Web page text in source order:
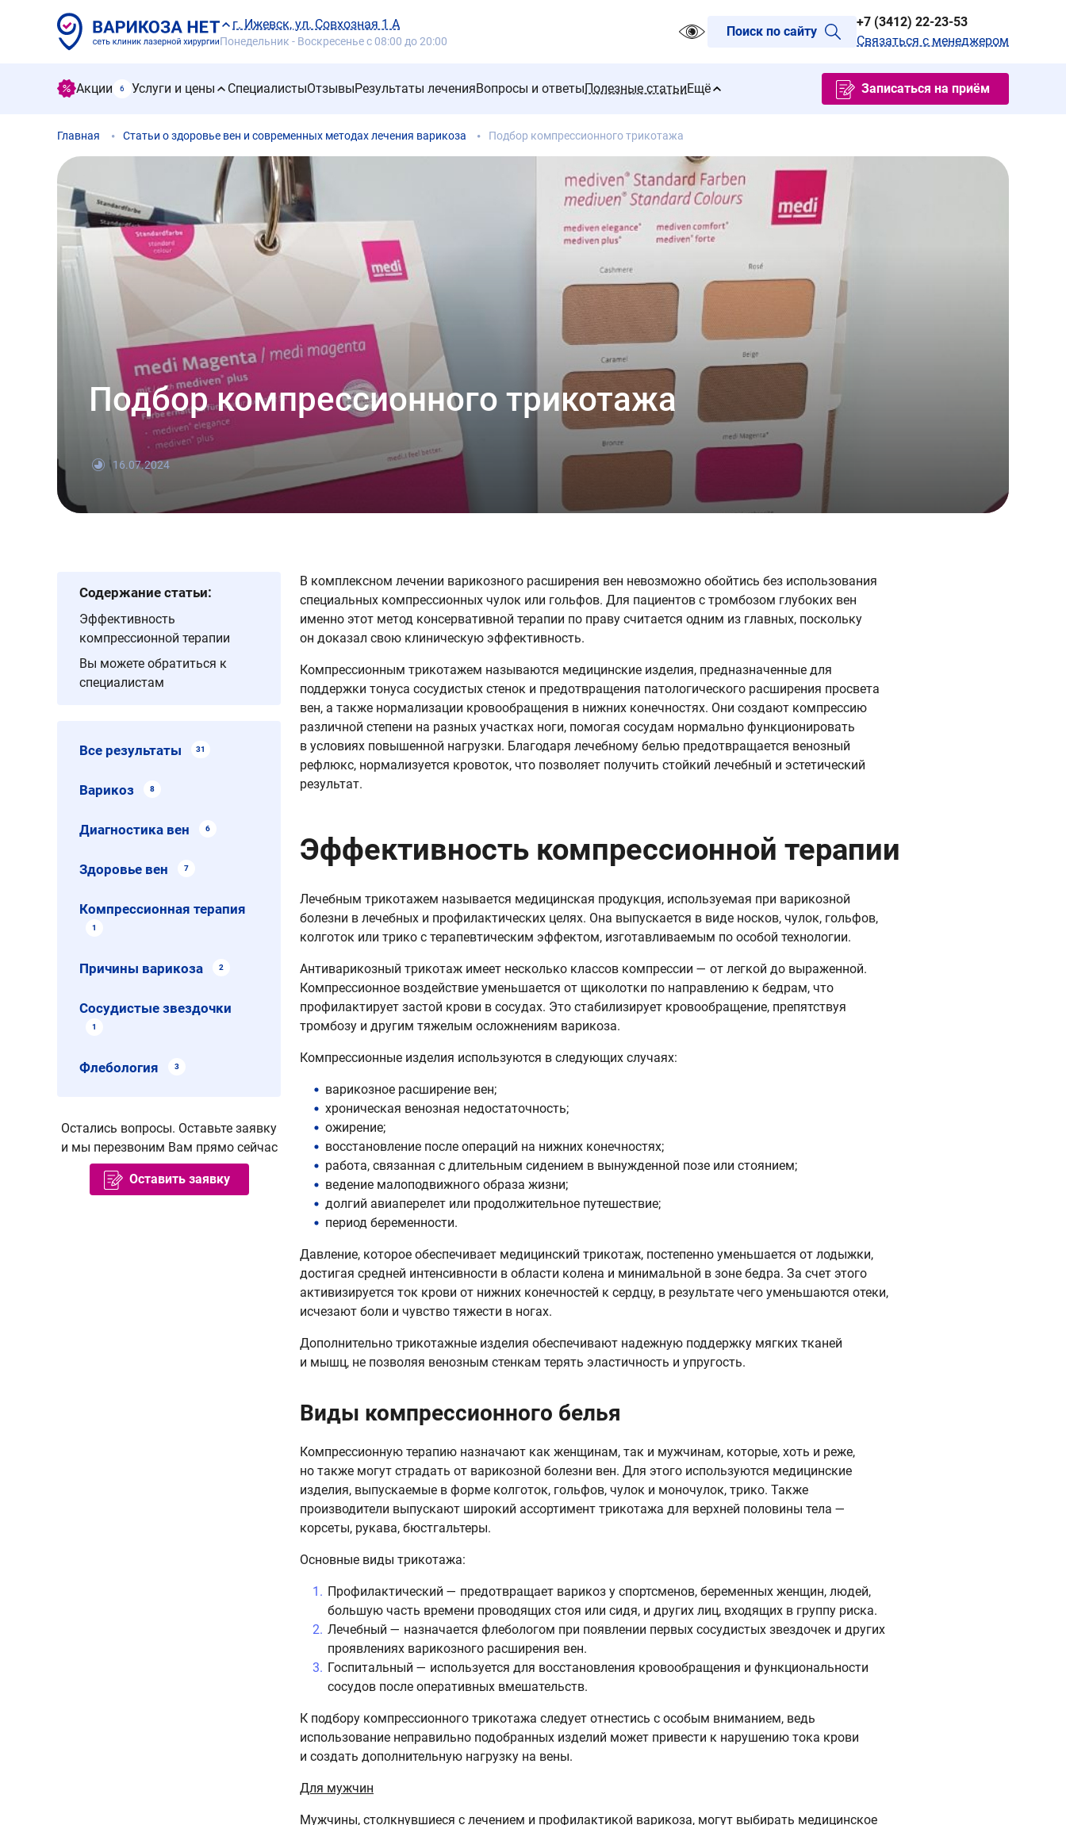
г. Ижевск, ул. Совхозная 1 А
Понедельник - Воскресенье с 08:00 до 20:00
Поиск по сайту
+7 (3412) 22-23-53
Связаться с менеджером
Акции 6 Услуги и цены СпециалистыОтзывыРезультаты леченияВопросы и ответыПолезные статьиЕщё Записаться на приём
Главная Статьи о здоровье вен и современных методах лечения варикоза Подбор компрессионного трикотажа
Подбор компрессионного трикотажа
16.07.2024
В комплексном лечении варикозного расширения вен невозможно обойтись без использования
специальных компрессионных чулок или гольфов. Для пациентов с тромбозом глубоких вен
именно этот метод консервативной терапии по праву считается одним из главных, поскольку
он доказал свою клиническую эффективность.
Компрессионным трикотажем называются медицинские изделия, предназначенные для
поддержки тонуса сосудистых стенок и предотвращения патологического расширения просвета
вен, а также нормализации кровообращения в нижних конечностях. Они создают компрессию
различной степени на разных участках ноги, помогая сосудам нормально функционировать
в условиях повышенной нагрузки. Благодаря лечебному белью предотвращается венозный
рефлюкс, нормализуется кровоток, что позволяет получить стойкий лечебный и эстетический
результат.
Эффективность компрессионной терапии
Лечебным трикотажем называется медицинская продукция, используемая при варикозной
болезни в лечебных и профилактических целях. Она выпускается в виде носков, чулок, гольфов,
колготок или трико с терапевтическим эффектом, изготавливаемым по особой технологии.
Антиварикозный трикотаж имеет несколько классов компрессии — от легкой до выраженной.
Компрессионное воздействие уменьшается от щиколотки по направлению к бедрам, что
профилактирует застой крови в сосудах. Это стабилизирует кровообращение, препятствуя
тромбозу и другим тяжелым осложнениям варикоза.
Компрессионные изделия используются в следующих случаях:
варикозное расширение вен;
хроническая венозная недостаточность;
ожирение;
восстановление после операций на нижних конечностях;
работа, связанная с длительным сидением в вынужденной позе или стоянием;
ведение малоподвижного образа жизни;
долгий авиаперелет или продолжительное путешествие;
период беременности.
Давление, которое обеспечивает медицинский трикотаж, постепенно уменьшается от лодыжки,
достигая средней интенсивности в области колена и минимальной в зоне бедра. За счет этого
активизируется ток крови от нижних конечностей к сердцу, в результате чего уменьшаются отеки,
исчезают боли и чувство тяжести в ногах.
Дополнительно трикотажные изделия обеспечивают надежную поддержку мягких тканей
и мышц, не позволяя венозным стенкам терять эластичность и упругость.
Виды компрессионного белья
Компрессионную терапию назначают как женщинам, так и мужчинам, которые, хоть и реже,
но также могут страдать от варикозной болезни вен. Для этого используются медицинские
изделия, выпускаемые в форме колготок, гольфов, чулок и моночулок, трико. Также
производители выпускают широкий ассортимент трикотажа для верхней половины тела —
корсеты, рукава, бюстгальтеры.
Основные виды трикотажа:
Профилактический — предотвращает варикоз у спортсменов, беременных женщин, людей,
большую часть времени проводящих стоя или сидя, и других лиц, входящих в группу риска.
Лечебный — назначается флебологом при появлении первых сосудистых звездочек и других
проявлениях варикозного расширения вен.
Госпитальный — используется для восстановления кровообращения и функциональности
сосудов после оперативных вмешательств.
К подбору компрессионного трикотажа следует отнестись с особым вниманием, ведь
использование неправильно подобранных изделий может привести к нарушению тока крови
и создать дополнительную нагрузку на вены.
Для мужчин
Мужчины, столкнувшиеся с лечением и профилактикой варикоза, могут выбирать медицинское
Содержание статьи:
Эффективность
компрессионной терапии
Вы можете обратиться к
специалистам
Все результаты 31
Варикоз 8
Диагностика вен 6
Здоровье вен 7
Компрессионная терапия
1
Причины варикоза 2
Сосудистые звездочки
1
Флебология 3
Остались вопросы. Оставьте заявку
и мы перезвоним Вам прямо сейчас
Оставить заявку